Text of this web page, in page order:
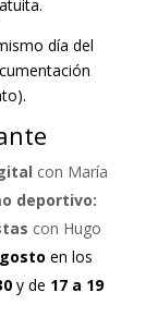
día del
con María
deportivo:
con Hugo
en los
y de 17 a 19